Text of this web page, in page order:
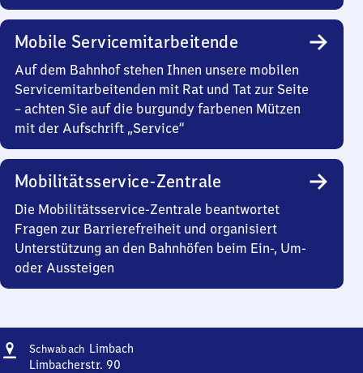
Mobile Servicemitarbeitende
Auf dem Bahnhof stehen Ihnen unsere mobilen
Servicemitarbeitenden mit Rat und Tat zur Seite
– achten Sie auf die burgundy farbenen Mützen
mit der Aufschrift „Service“
Mobilitätsservice-Zentrale
Die Mobilitätsservice-Zentrale beantwortet
Fragen zur Barrierefreiheit und organisiert
Unterstützung an den Bahnhöfen beim Ein-, Um-
oder Aussteigen
Adresse
Schwabach Limbach
Limbacherstr. 90